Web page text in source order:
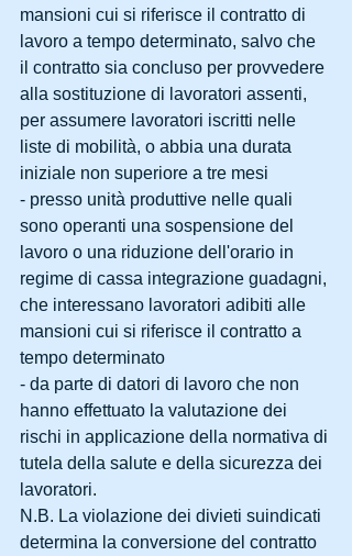
mansioni cui si riferisce il contratto di
lavoro a tempo determinato, salvo che
il contratto sia concluso per provvedere
alla sostituzione di lavoratori assenti,
per assumere lavoratori iscritti nelle
liste di mobilità, o abbia una durata
iniziale non superiore a tre mesi
- presso unità produttive nelle quali
sono operanti una sospensione del
lavoro o una riduzione dell'orario in
regime di cassa integrazione guadagni,
che interessano lavoratori adibiti alle
mansioni cui si riferisce il contratto a
tempo determinato
- da parte di datori di lavoro che non
hanno effettuato la valutazione dei
rischi in applicazione della normativa di
tutela della salute e della sicurezza dei
lavoratori.
N.B. La violazione dei divieti suindicati
determina la conversione del contratto